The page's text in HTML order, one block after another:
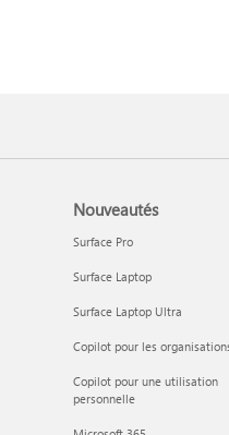
Nouveautés
Surface Pro
Surface Laptop
Surface Laptop Ultra
Copilot pour les
Copilot pour une utilisation
personnelle